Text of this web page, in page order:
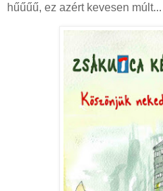
hűűűű, ez azért kevesen